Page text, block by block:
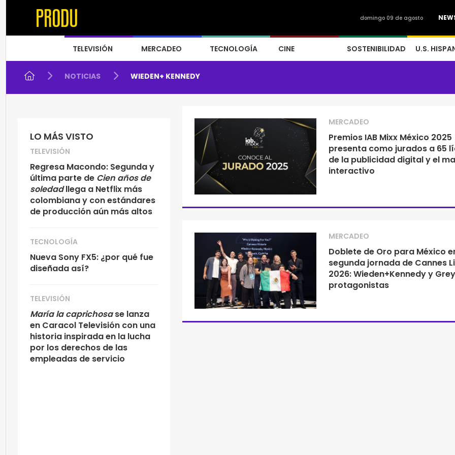
domingo 09 de agosto
TELEVISIÓN MERCADEO TECNOLOGÍA CINE SOSTENIBILIDAD U.S.
NOTICIAS WIEDEN+ KENNEDY
LO MÁS VISTO
TELEVISIÓN
Regresa Macondo: Segunda y
última parte de Cien años de
soledadllega a Netflix más
colombiana y con estándares
de producción aún más altos
TECNOLOGÍA
Nueva Sony FX5: ¿por qué fue
diseñada así?
TELEVISIÓN
María la caprichosase lanza
en Caracol Televisión con una
historia inspirada en la lucha
por los derechos de las
empleadas de servicio
MERCADEO
Premios IAB Mixx México 2025
presenta como jurados a 65
de la publicidad digital y el
interactivo
MERCADEO
Doblete de Oro para México
segunda jornada de Cannes
2026: Wieden+Kennedy y
protagonistas